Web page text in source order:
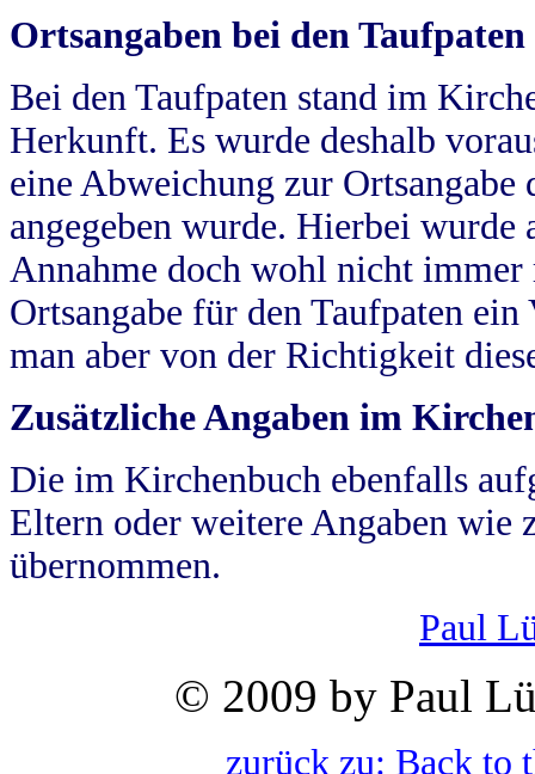
Ortsangaben bei den Taufpaten
Bei den Taufpaten stand im
Herkunft. Es wurde deshalb
eine Abweichung zur
angegeben wurde. Hierbei wurde
Annahme doch wohl nicht
Ortsangabe für den Taufpaten
man aber von der Richtigkeit
Zusätzliche Angaben im
Die im Kirchenbuch ebenfalls
Eltern oder weitere Angaben wie
übernommen.
Paul
© 2009 by Paul
zurück zu: Back to